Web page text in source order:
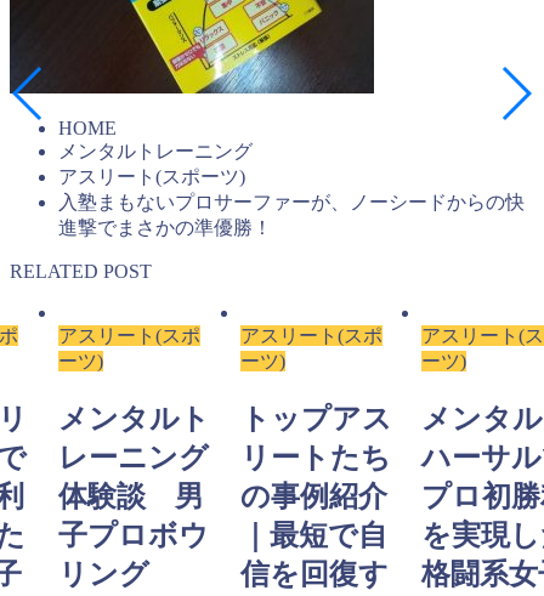
HOME
メンタルトレーニング
アスリート(スポーツ)
入塾まもないプロサーファーが、ノーシードからの快
進撃でまさかの準優勝！
RELATED POST
アスリート(スポ
ーツ)
メンタルト
レーニング
体験談 男
子プロボウ
リング
アスリート(スポ
ーツ)
トップアス
リートたち
の事例紹介
｜最短で自
信を回復す
アスリート(
ーツ)
メンタ
ハーサ
プロ初
を実現
格闘系